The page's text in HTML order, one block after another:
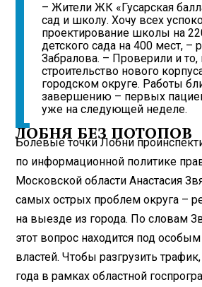
– Жители ЖК «Гусарская
сад и школу. Хочу всех
проектирование школы на
детского сада на 400 мест, –
Забралова. – Проверили и то,
строительство нового
городском округе. Работы
завершению – первых
уже на следующей неделе.
ЛОБНЯ БЕЗ ПОТОПОВ
Болевые точки Лобни
по информационной политике
Московской области Анастасия
самых острых проблем округа –
на выезде из города. По словам
этот вопрос находится под
властей. Чтобы разгрузить
года в рамках областной